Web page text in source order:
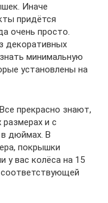
Иначе
придётся
очень просто.
декоративных
минимальную
установлены на
прекрасно знают,
и с
дюймах. В
покрышки
у вас колёса на 15